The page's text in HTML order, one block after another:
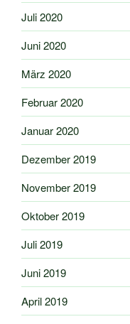
Juli 2020
Juni 2020
März 2020
Februar 2020
Januar 2020
Dezember 2019
November 2019
Oktober 2019
Juli 2019
Juni 2019
April 2019